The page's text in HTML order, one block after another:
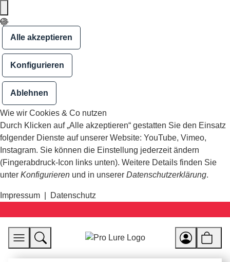
Alle akzeptieren
Konfigurieren
Ablehnen
Wie wir Cookies & Co nutzen
Durch Klicken auf „Alle akzeptieren“ gestatten Sie den Einsatz
folgender Dienste auf unserer Website: YouTube, Vimeo,
Instagram. Sie können die Einstellung jederzeit ändern
(Fingerabdruck-Icon links unten). Weitere Details finden Sie
unter Konfigurieren und in unserer Datenschutzerklärung.
Impressum Datenschutz